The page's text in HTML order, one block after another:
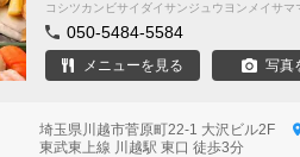
コシツカンビサイダイサンジュウヨンメイサ
050-5484-5584
メニューを見る 写真
埼玉県川越市菅原町22-1 大沢ビル2F
東武東上線 川越駅 東口 徒歩3分